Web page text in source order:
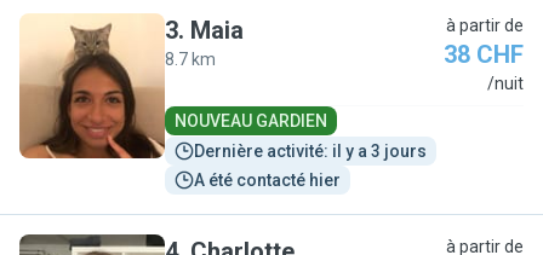
M
3. Maia
8.7 km
à partir de
38 CHF
/nuit
NOUVEAU GARDIEN
Dernière activité: il y a 3 jours
A été contacté hier
à partir de